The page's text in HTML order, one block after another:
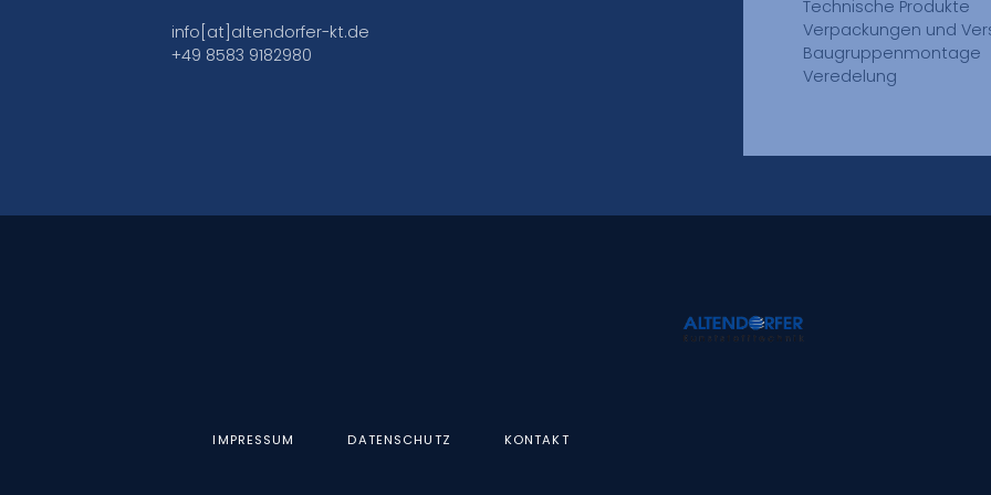
info[at]altendorfer-kt.de
+49 8583 9182980
Technische Produkte
Verpackungen und
Baugruppenmontage
Veredelung
IMPRESSUM DATENSCHUTZ KONTAKT